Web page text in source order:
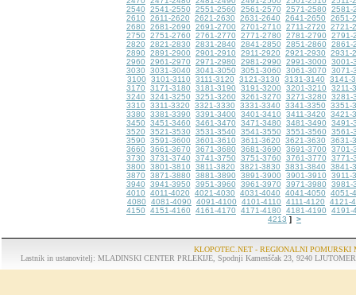
2540
2541-2550 2551-2560 2561-2570 2571-2580
2581-
2610
2611-2620 2621-2630 2631-2640 2641-2650
2651-
2680
2681-2690 2691-2700 2701-2710 2711-2720
2721-
2750
2751-2760 2761-2770 2771-2780 2781-2790
2791-
2820
2821-2830 2831-2840 2841-2850 2851-2860
2861-
2890
2891-2900 2901-2910 2911-2920 2921-2930
2931-
2960
2961-2970 2971-2980 2981-2990 2991-3000
3001-
3030
3031-3040 3041-3050 3051-3060 3061-3070
3071-
3100
3101-3110 3111-3120 3121-3130 3131-3140
3141-
3170
3171-3180 3181-3190 3191-3200 3201-3210
3211-
3240
3241-3250 3251-3260 3261-3270 3271-3280
3281-
3310
3311-3320 3321-3330 3331-3340 3341-3350
3351-
3380
3381-3390 3391-3400 3401-3410 3411-3420
3421-
3450
3451-3460 3461-3470 3471-3480 3481-3490
3491-
3520
3521-3530 3531-3540 3541-3550 3551-3560
3561-
3590
3591-3600 3601-3610 3611-3620 3621-3630
3631-
3660
3661-3670 3671-3680 3681-3690 3691-3700
3701-
3730
3731-3740 3741-3750 3751-3760 3761-3770
3771-
3800
3801-3810 3811-3820 3821-3830 3831-3840
3841-
3870
3871-3880 3881-3890 3891-3900 3901-3910
3911-
3940
3941-3950 3951-3960 3961-3970 3971-3980
3981-
4010
4011-4020 4021-4030 4031-4040 4041-4050
4051-
4080
4081-4090 4091-4100 4101-4110 4111-4120
4121-
4150
4151-4160 4161-4170 4171-4180 4181-4190
4191-
4213 ] >
KLOPOTEC.NET - REGIONALNI POMURSKI
Lastnik in ustanovitelj: MLADINSKI CENTER PRLEKIJE, Spodnji Kamenščak 23, 9240